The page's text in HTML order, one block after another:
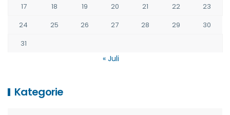
17
18 19 20 21 22
23
24
25 26 27 28 29
30
31
« Juli
Kategorie